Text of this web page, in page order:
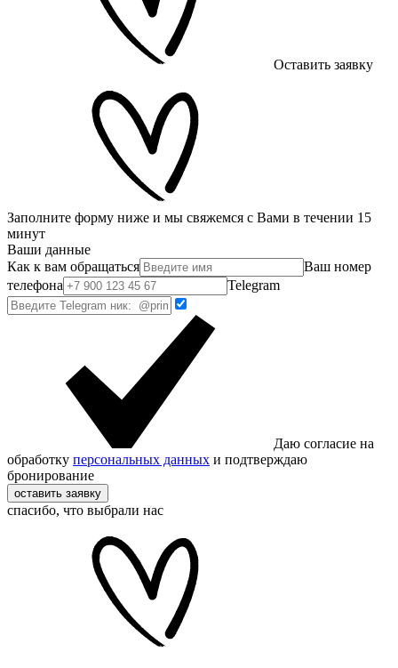
Оставить заявку
Заполните форму ниже и мы свяжемся с Вами в течении 15
минут
Ваши данные
Как к вам обращаться
Ваш номер
телефона
Telegram
Даю согласие на
обработку персональных данных и подтверждаю
бронирование
оставить заявку
спасибо, что выбрали нас